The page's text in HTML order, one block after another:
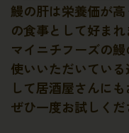
鰻の肝は栄養価が
の食事として好まれ
マイニチフーズの
使いいただいてい
して居酒屋さんにも
ぜひ一度お試しくだ